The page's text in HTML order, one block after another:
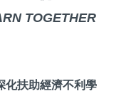
TOGETHER
化扶助經濟不利學